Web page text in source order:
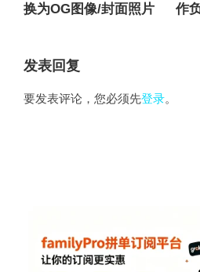
换为OG图像/封面照片
作
发表回复
要发表评论，您必须先登录。